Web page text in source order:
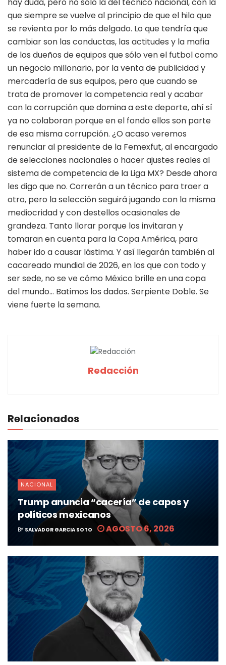
hay duda, pero no sólo la del técnico nacional, con la
que siempre se vuelve al principio de que el hilo que
se revienta por lo más delgado. Lo que tendría que
cambiar son las conductas, las actitudes y la mafia
de los dueños de equipos que sólo ven el futbol como
un negocio millonario, por la venta de publicidad y
mercadería de sus equipos, pero que cuando se
trata de promover la competencia real y acabar
con la corrupción que domina a este deporte, ahí sí
ya no colaboran porque en el fondo ellos son parte
de esa misma corrupción. ¿O acaso veremos
renunciar al presidente de la Femexfut, al encargado
de selecciones nacionales o hacer ajustes reales al
sistema de competencia de la Liga MX? Desde ahora
les digo que no. Correrán a un técnico para traer a
otro, pero la selección seguirá jugando con la misma
mediocridad y con destellos ocasionales de
grandeza. Tanto llorar porque los invitaran y
tomaran en cuenta para la Copa América, para
haber ido a causar lástima. Y así llegarán también al
cacareado mundial de 2026, en los que con todo y
ser sede, no se ve cómo México brille en una copa
del mundo… Batimos los dados. Serpiente Doble. Se
viene fuerte la semana.
Redacción
Relacionados
NACIONAL
Trump anuncia “cacería” de capos y
políticos mexicanos
BY SALVADOR GARCIA SOTO AGOSTO 6, 2026